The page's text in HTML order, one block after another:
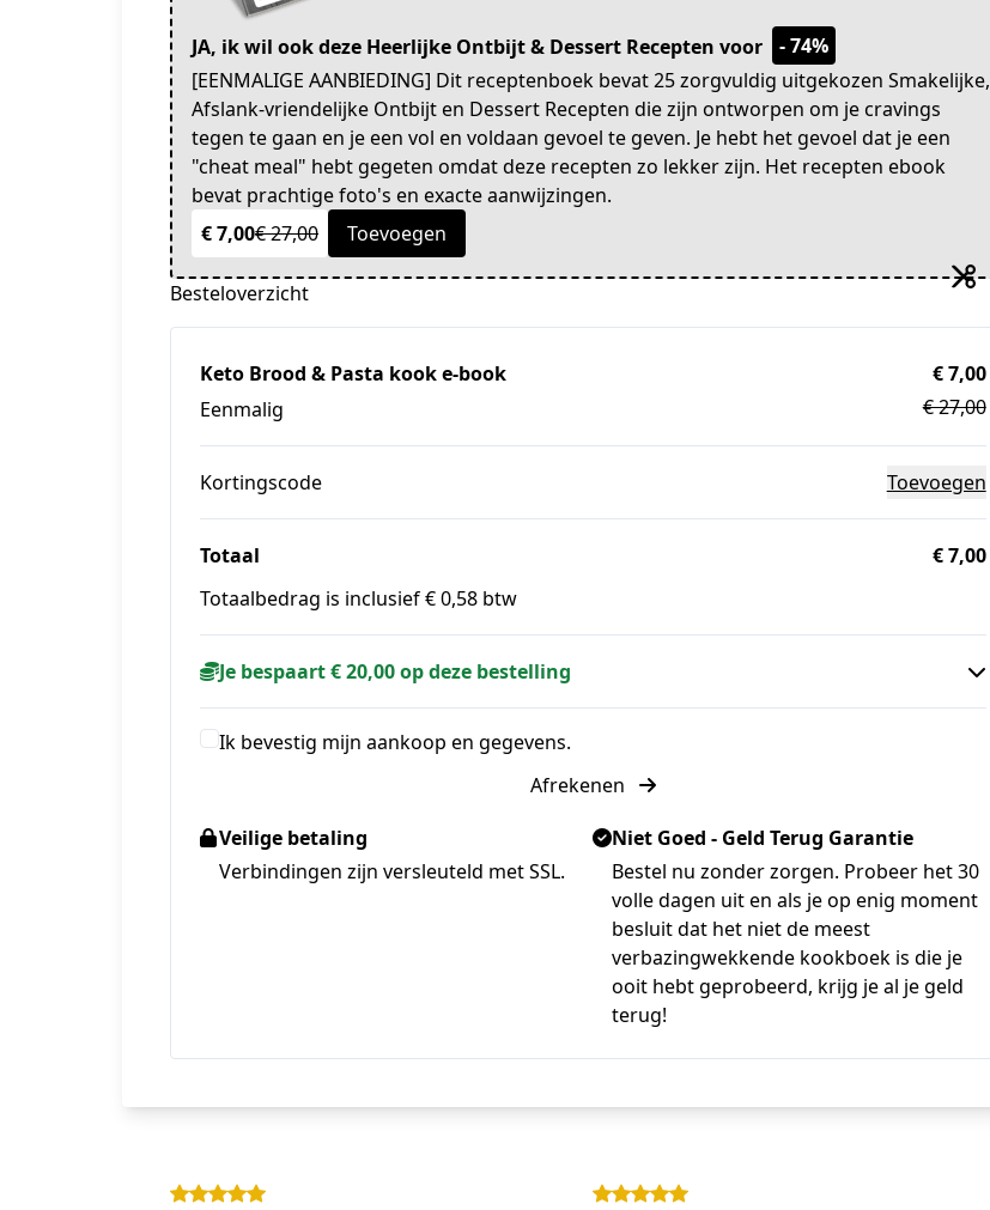
JA, ik wil ook deze Heerlijke Ontbijt & Dessert Recepten voor
- 74%
[EENMALIGE AANBIEDING] Dit receptenboek bevat 25 zorgvuldig uitgekozen Smakelijke,
Afslank-vriendelijke Ontbijt en Dessert Recepten die zijn ontworpen om je cravings
tegen te gaan en je een vol en voldaan gevoel te geven. Je hebt het gevoel dat je een
"cheat meal" hebt gegeten omdat deze recepten zo lekker zijn. Het recepten ebook
bevat prachtige foto's en exacte aanwijzingen.
€ 7,00€ 27,00 Toevoegen
Besteloverzicht
Keto Brood & Pasta kook e-book
Eenmalig
€ 7,00
€ 27,00
Kortingscode Toevoegen
Totaal
€ 7,00
Totaalbedrag is inclusief € 0,58 btw
Je bespaart € 20,00 op deze bestelling
Ik bevestig mijn aankoop en gegevens.
Afrekenen
Veilige betaling
Verbindingen zijn versleuteld met SSL.
Niet Goed - Geld Terug Garantie
Bestel nu zonder zorgen. Probeer het 30
volle dagen uit en als je op enig moment
besluit dat het niet de meest
verbazingwekkende kookboek is die je
ooit hebt geprobeerd, krijg je al je geld
terug!